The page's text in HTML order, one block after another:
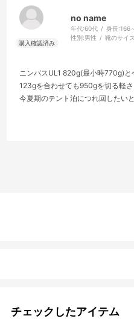
no name
年代:60代 身長:166
性別:男性 靴のサイ
ニンバスUL1 820g(最小時770g)と
123gを合わせても950gを切る軽
今夏期のテント泊につれ回したい
チェックしたアイテム